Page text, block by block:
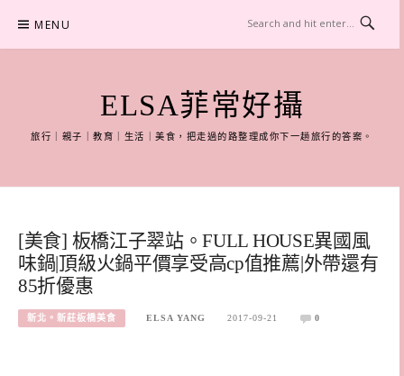
content
MENU
ELSA菲常好攝
旅行｜親子｜教育｜生活｜美食，把走過的路整理成你下一趟旅行的答案。
[美食] 板橋江子翠站。FULL HOUSE異國風
味鍋|頂級火鍋平價享受高cp值推薦|外帶還有
85折優惠
新北。新莊板橋美食 ELSA YANG 2017-09-21 0